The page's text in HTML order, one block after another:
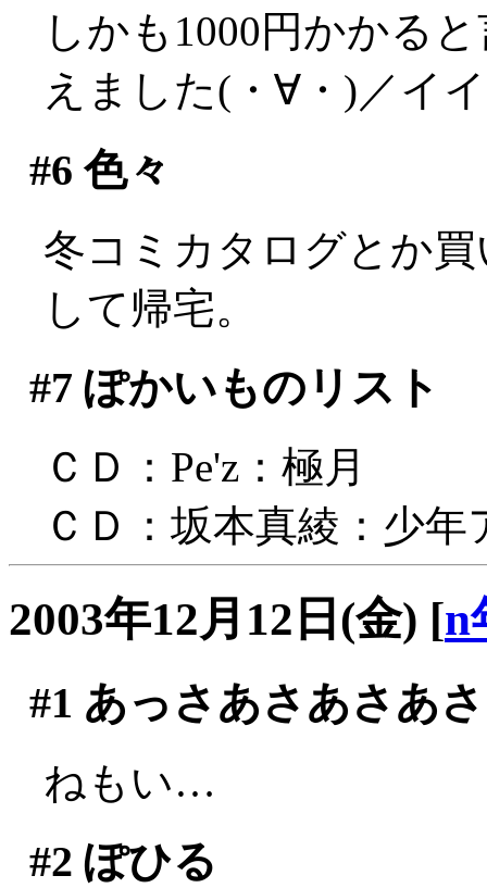
しかも1000円かかる
えました(・∀・)／イ
#6 色々
冬コミカタログとか
して帰宅。
#7 ぽかいものリスト
ＣＤ：Pe'z：極月
ＣＤ：坂本真綾：少年
2003年12月12日(金) [n
#1 あっさあさあさあ
ねもい…
#2 ぽひる